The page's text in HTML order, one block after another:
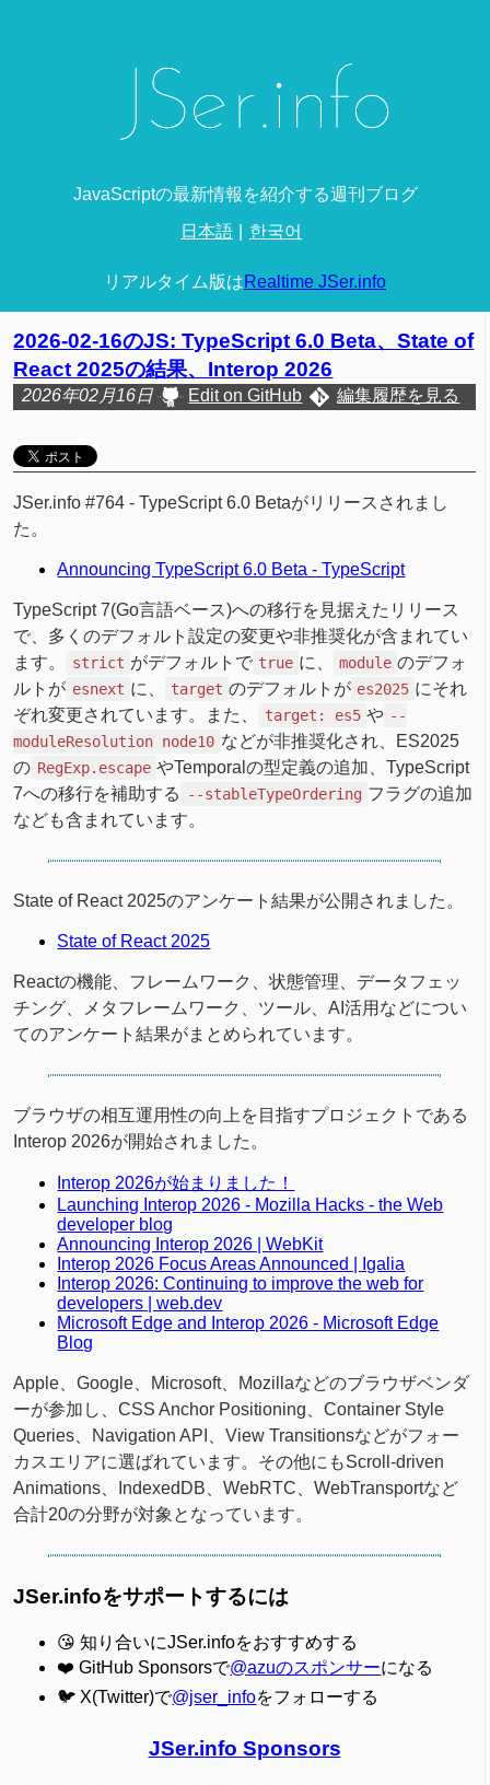
JavaScriptの最新情報を紹介する週刊ブログ
日本語 한국어
リアルタイム版はRealtime JSer.info
2026-02-16のJS: TypeScript 6.0 Beta、State of
React 2025の結果、Interop 2026
2026年02月16日 Edit on GitHub 編集履歴を見る
JSer.info #764 - TypeScript 6.0 Betaがリリースされまし
た。
Announcing TypeScript 6.0 Beta - TypeScript
TypeScript 7(Go言語ベース)への移行を見据えたリリース
で、多くのデフォルト設定の変更や非推奨化が含まれてい
ます。
strict がデフォルトで true に、 module のデフォ
ルトが esnext に、 target のデフォルトが es2025 にそれ
ぞれ変更されています。また、
target: es5 や --
moduleResolution node10 などが非推奨化され、ES2025
の RegExp.escape やTemporalの型定義の追加、TypeScript
7への移行を補助する
--stableTypeOrdering フラグの追加
なども含まれています。
State of React 2025のアンケート結果が公開されました。
State of React 2025
Reactの機能、フレームワーク、状態管理、データフェッ
チング、メタフレームワーク、ツール、AI活用などについ
てのアンケート結果がまとめられています。
ブラウザの相互運用性の向上を目指すプロジェクトである
Interop 2026が開始されました。
Interop 2026が始まりました！
Launching Interop 2026 - Mozilla Hacks - the Web
developer blog
Announcing Interop 2026 | WebKit
Interop 2026 Focus Areas Announced | Igalia
Interop 2026: Continuing to improve the web for
developers | web.dev
Microsoft Edge and Interop 2026 - Microsoft Edge
Blog
Apple、Google、Microsoft、Mozillaなどのブラウザベンダ
ーが参加し、CSS Anchor Positioning、Container Style
Queries、Navigation API、View Transitionsなどがフォー
カスエリアに選ばれています。その他にもScroll-driven
Animations、IndexedDB、WebRTC、WebTransportなど
合計20の分野が対象となっています。
JSer.infoをサポートするには
😘 知り合いにJSer.infoをおすすめする
❤️ GitHub Sponsorsで@azuのスポンサーになる
🐦 X(Twitter)で@jser_infoをフォローする
JSer.info Sponsors